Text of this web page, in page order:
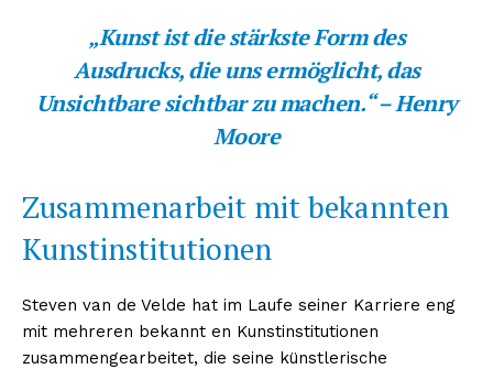
„Kunst ist die stärkste Form des
Ausdrucks, die uns ermöglicht, das
Unsichtbare sichtbar zu machen.“ – ​Henry
Moore
Zusammenarbeit mit bekannten
Kunstinstitutionen
Steven van de Velde hat im Laufe seiner Karriere eng
mit mehreren bekannt en Kunstinstitutionen
zusammengearbeitet, die seine künstlerische